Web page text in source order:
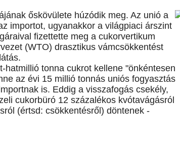
őskövülete húzódik meg. Az unió a
importot, ugyanakkor a világpiaci árszint
fizettette meg a cukorvertikum
(WTO) drasztikus vámcsökkentést
tonna cukrot kellene "önkéntesen
az évi 15 millió tonnás uniós fogyasztás
is. Eddig a visszafogás csekély,
cukorbüró 12 százalékos kvótavágásról
(értsd: csökkentésről) döntenek -